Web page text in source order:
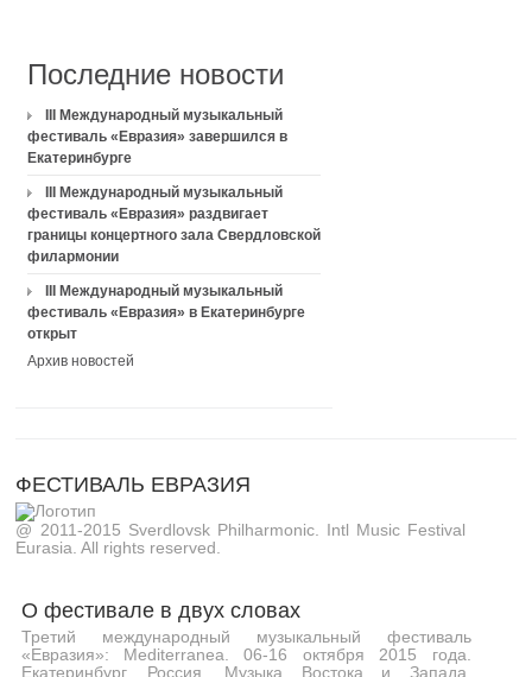
Последние новости
III Международный музыкальный
фестиваль «Евразия» завершился в
Екатеринбурге
III Международный музыкальный
фестиваль «Евразия» раздвигает
границы концертного зала Свердловской
филармонии
III Международный музыкальный
фестиваль «Евразия» в Екатеринбурге
открыт
Архив новостей
ФЕСТИВАЛЬ ЕВРАЗИЯ
@ 2011-2015 Sverdlovsk Philharmonic. Intl Music Festival
Eurasia. All rights reserved.
О фестивале в двух словах
Третий международный музыкальный фестиваль
«Евразия»: Mediterranea. 06-16 октября 2015 года.
Екатеринбург, Россия. Музыка Востока и Запада,